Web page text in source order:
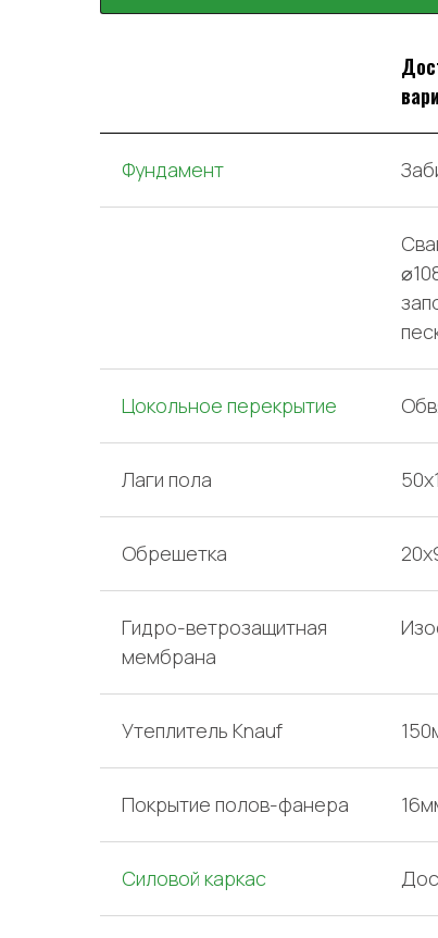
Фундамент
Цокольное перекрытие
Лаги пола
Обрешетка
Гидро-ветрозащитная
мембрана
Утеплитель Knauf
Покрытие полов-фанера
Силовой каркас